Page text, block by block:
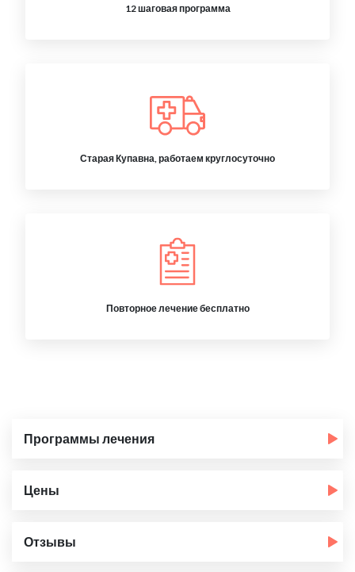
12 шаговая программа
Старая Купавна, работаем круглосуточно
Повторное лечение бесплатно
Программы лечения
Цены
Отзывы